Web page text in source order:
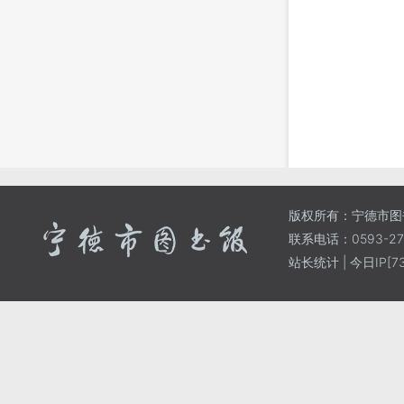
版权所有：宁德市
联系电话：0593-
站长统计 | 今日